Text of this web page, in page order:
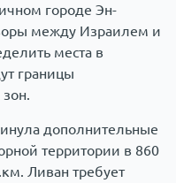
городе Эн-
между Израилем и
места в
границы
дополнительные
территории в 860
Ливан требует